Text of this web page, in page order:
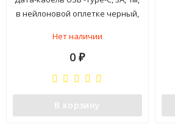
в нейлоновой оплетке черный,
Нет наличии
0₽
В корзину